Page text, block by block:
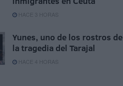
HACE 3 HORAS
Yunes, uno de los rostros de
la tragedia del Tarajal
HACE 4 HORAS